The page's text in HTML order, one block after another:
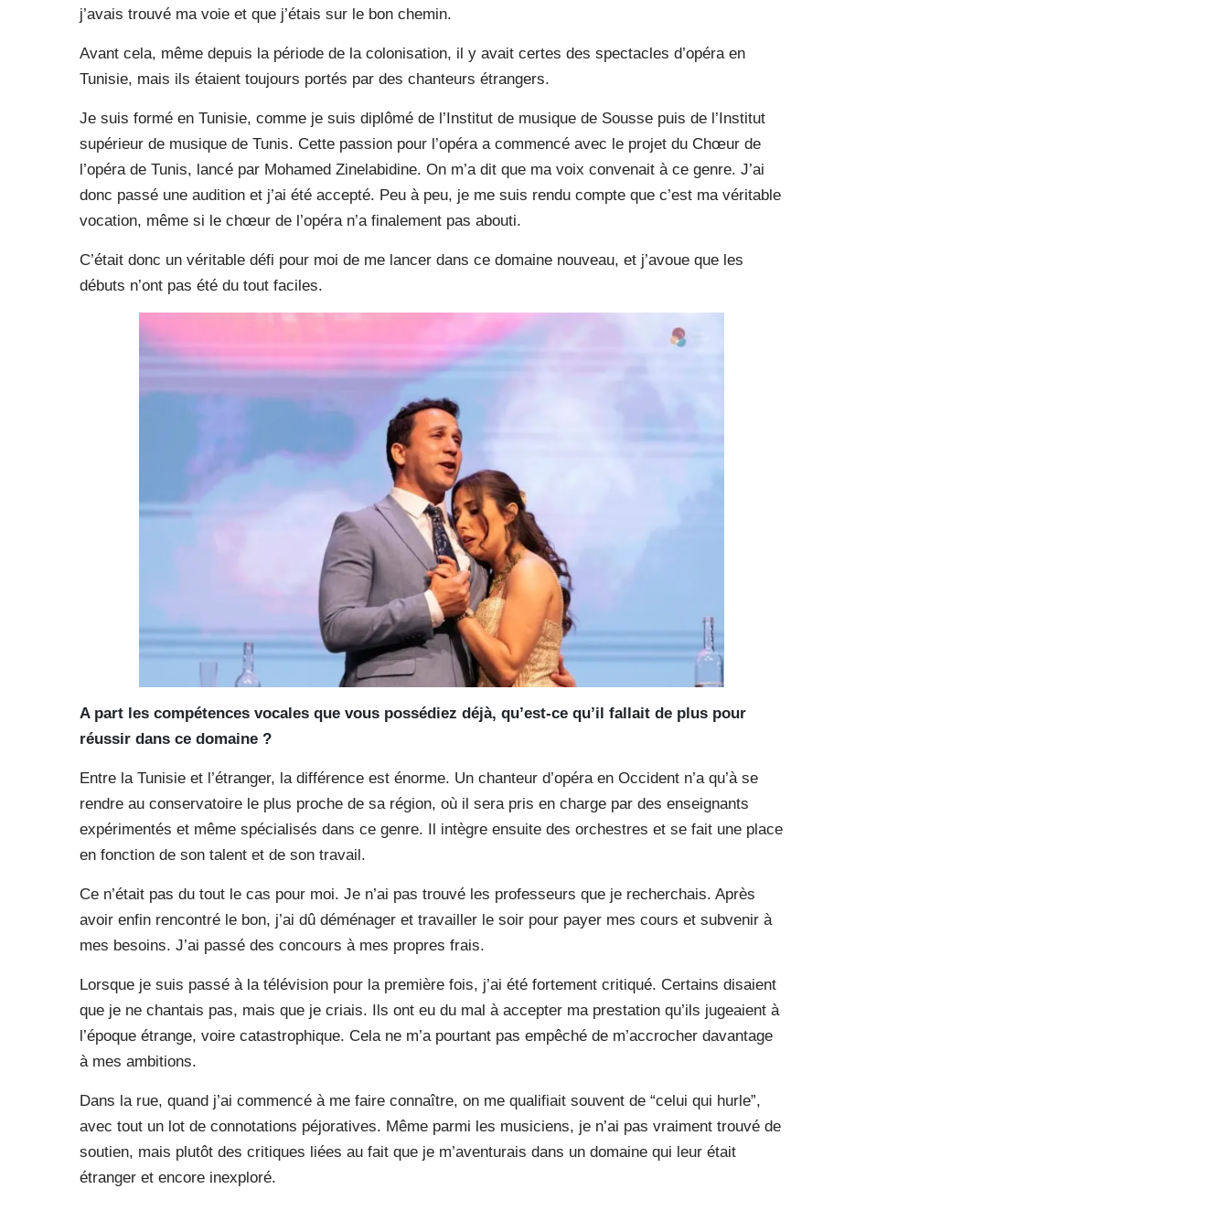
j’avais trouvé ma voie et que j’étais sur le bon chemin.
Avant cela, même depuis la période de la colonisation, il y avait certes des spectacles d’opéra en
Tunisie, mais ils étaient toujours portés par des chanteurs étrangers.
Je suis formé en Tunisie, comme je suis diplômé de l’Institut de musique de Sousse puis de l’Institut
supérieur de musique de Tunis. Cette passion pour l’opéra a commencé avec le projet du Chœur de
l’opéra de Tunis, lancé par Mohamed Zinelabidine. On m’a dit que ma voix convenait à ce genre. J’ai
donc passé une audition et j’ai été accepté. Peu à peu, je me suis rendu compte que c’est ma véritable
vocation, même si le chœur de l’opéra n’a finalement pas abouti.
C’était donc un véritable défi pour moi de me lancer dans ce domaine nouveau, et j’avoue que les
débuts n’ont pas été du tout faciles.
A part les compétences vocales que vous possédiez déjà, qu’est-ce qu’il fallait de plus pour
réussir dans ce domaine ?
Entre la Tunisie et l’étranger, la différence est énorme. Un chanteur d’opéra en Occident n’a qu’à se
rendre au conservatoire le plus proche de sa région, où il sera pris en charge par des enseignants
expérimentés et même spécialisés dans ce genre. Il intègre ensuite des orchestres et se fait une place
en fonction de son talent et de son travail.
Ce n’était pas du tout le cas pour moi. Je n’ai pas trouvé les professeurs que je recherchais. Après
avoir enfin rencontré le bon, j’ai dû déménager et travailler le soir pour payer mes cours et subvenir à
mes besoins. J’ai passé des concours à mes propres frais.
Lorsque je suis passé à la télévision pour la première fois, j’ai été fortement critiqué. Certains disaient
que je ne chantais pas, mais que je criais. Ils ont eu du mal à accepter ma prestation qu’ils jugeaient à
l’époque étrange, voire catastrophique. Cela ne m’a pourtant pas empêché de m’accrocher davantage
à mes ambitions.
Dans la rue, quand j’ai commencé à me faire connaître, on me qualifiait souvent de “celui qui hurle”,
avec tout un lot de connotations péjoratives. Même parmi les musiciens, je n’ai pas vraiment trouvé de
soutien, mais plutôt des critiques liées au fait que je m’aventurais dans un domaine qui leur était
étranger et encore inexploré.